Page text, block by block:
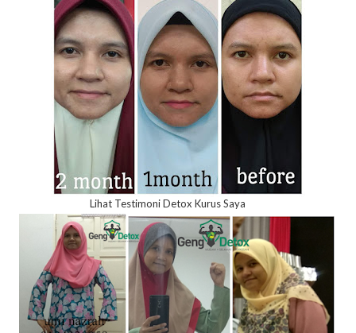
Lihat Testimoni Detox Kurus Saya